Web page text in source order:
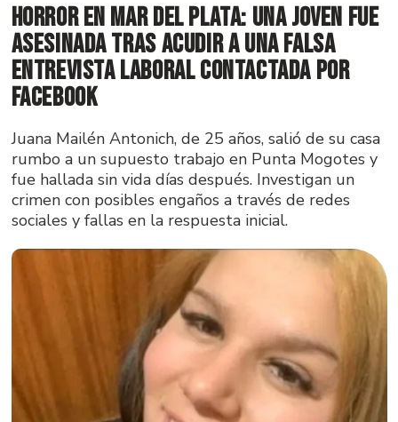
Horror en Mar del Plata: una joven fue
asesinada tras acudir a una falsa
entrevista laboral contactada por
Facebook
Juana Mailén Antonich, de 25 años, salió de su casa
rumbo a un supuesto trabajo en Punta Mogotes y
fue hallada sin vida días después. Investigan un
crimen con posibles engaños a través de redes
sociales y fallas en la respuesta inicial.